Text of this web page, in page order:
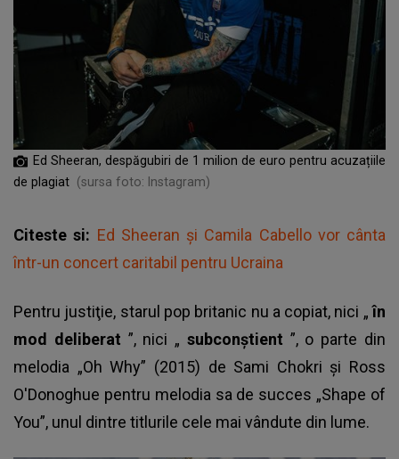
Ed Sheeran, despăgubiri de 1 milion de euro pentru acuzațiile
de plagiat (sursa foto: Instagram)
Citeste si: Ed Sheeran și Camila Cabello vor cânta
într-un concert caritabil pentru Ucraina
Pentru justiţie, starul pop britanic nu a copiat, nici „în
mod deliberat ”, nici „ subconştient ”, o parte din
melodia „Oh Why” (2015) de Sami Chokri şi Ross
O'Donoghue pentru melodia sa de succes „Shape of
You”, unul dintre titlurile cele mai vândute din lume.